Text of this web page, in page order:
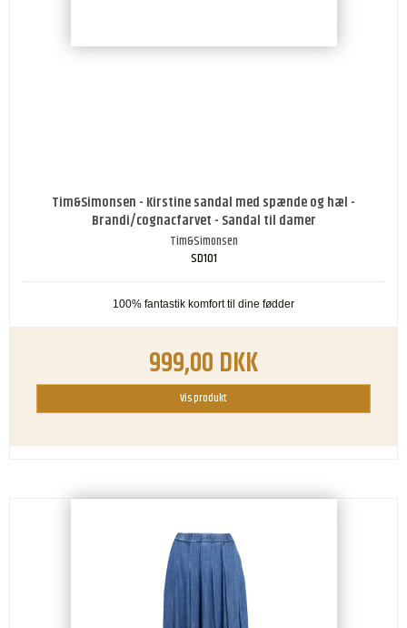
Tim&Simonsen - Kirstine sandal med spænde og hæl -
Brandi/cognacfarvet - Sandal til damer
Tim&Simonsen
SD101
100% fantastik komfort til dine fødder
999,00 DKK
Vis produkt